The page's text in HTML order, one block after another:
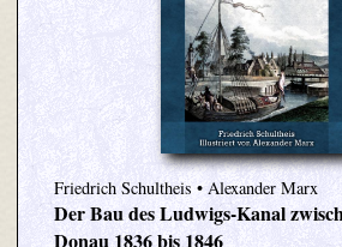
Friedrich Schultheis • Alexander Marx
Der Bau des Ludwigs-Kanal
Donau 1836 bis 1846